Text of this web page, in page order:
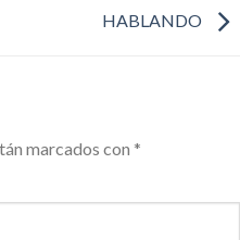
HABLANDO
marcados con *